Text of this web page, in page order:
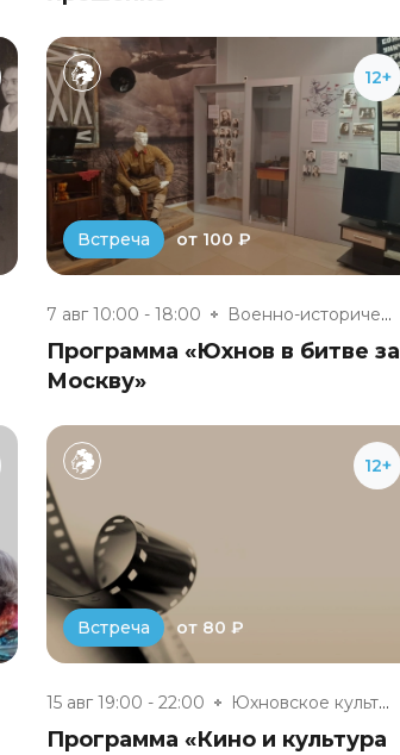
12+
Встреча от 100 ₽
7 авг 10:00 - 18:00 Военно-исторический музей «Юхн...
Программа «Юхнов в битве за
Москву»
12+
Встреча от 80 ₽
15 авг 19:00 - 22:00 Юхновское культурно-досуговое...
Программа «Кино и культура